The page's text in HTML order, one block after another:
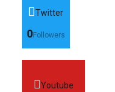
Twitter
0Followers
Youtube